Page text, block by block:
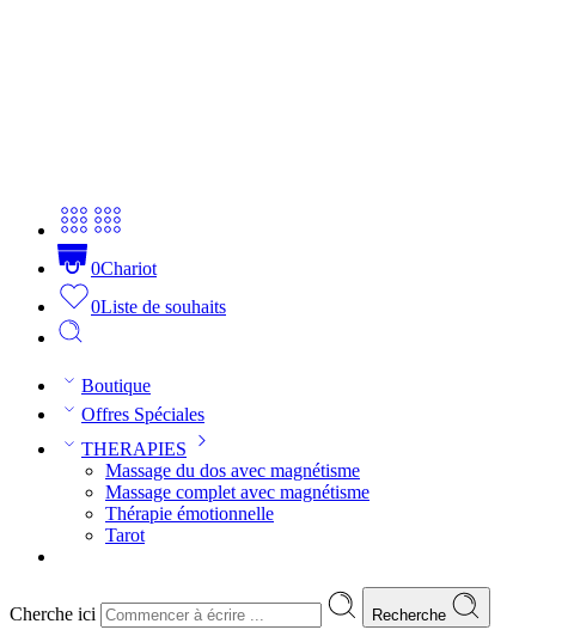
0Chariot
0Liste de souhaits
Boutique
Offres Spéciales
THERAPIES
Massage du dos avec magnétisme
Massage complet avec magnétisme
Thérapie émotionnelle
Tarot
Cherche ici Recherche